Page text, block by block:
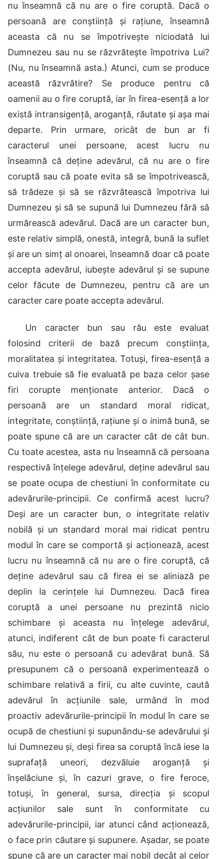
nu înseamnă că nu are o fire coruptă. Dacă o
persoană are conștiință și rațiune, înseamnă
aceasta că nu se împotrivește niciodată lui
Dumnezeu sau nu se răzvrătește împotriva Lui?
(Nu, nu înseamnă asta.) Atunci, cum se produce
această răzvrătire? Se produce pentru că
oamenii au o fire coruptă, iar în firea-esență a lor
există intransigență, aroganță, răutate și așa mai
departe. Prin urmare, oricât de bun ar fi
caracterul unei persoane, acest lucru nu
înseamnă că deține adevărul, că nu are o fire
coruptă sau că poate evita să se împotrivească,
să trădeze și să se răzvrătească împotriva lui
Dumnezeu și să se supună lui Dumnezeu fără să
urmărească adevărul. Dacă are un caracter bun,
este relativ simplă, onestă, integră, bună la suflet
și are un simț al onoarei, înseamnă doar că poate
accepta adevărul, iubește adevărul și se supune
celor făcute de Dumnezeu, pentru că are un
caracter care poate accepta adevărul.
Un caracter bun sau rău este evaluat
folosind criterii de bază precum conștiința,
moralitatea și integritatea. Totuși, firea-esență a
cuiva trebuie să fie evaluată pe baza celor șase
firi corupte menționate anterior. Dacă o
persoană are un standard moral ridicat,
integritate, conștiință, rațiune și o inimă bună, se
poate spune că are un caracter cât de cât bun.
Cu toate acestea, asta nu înseamnă că persoana
respectivă înțelege adevărul, deține adevărul sau
se poate ocupa de chestiuni în conformitate cu
adevărurile-principii. Ce confirmă acest lucru?
Deși are un caracter bun, o integritate relativ
nobilă și un standard moral mai ridicat pentru
modul în care se comportă și acționează, acest
lucru nu înseamnă că nu are o fire coruptă, că
deține adevărul sau că firea ei se aliniază pe
deplin la cerințele lui Dumnezeu. Dacă firea
coruptă a unei persoane nu prezintă nicio
schimbare și aceasta nu înțelege adevărul,
atunci, indiferent cât de bun poate fi caracterul
său, nu este o persoană cu adevărat bună. Să
presupunem că o persoană experimentează o
schimbare relativă a firii, cu alte cuvinte, caută
adevărul în acțiunile sale, urmând în mod
proactiv adevărurile-principii în modul în care se
ocupă de chestiuni și supunându-se adevărului și
lui Dumnezeu și, deși firea sa coruptă încă iese la
suprafață uneori, dezvăluie aroganță și
înșelăciune și, în cazuri grave, o fire feroce,
totuși, în general, sursa, direcția și scopul
acțiunilor sale sunt în conformitate cu
adevărurile-principii, iar atunci când acționează,
o face prin căutare și supunere. Așadar, se poate
spune că are un caracter mai nobil decât al celor